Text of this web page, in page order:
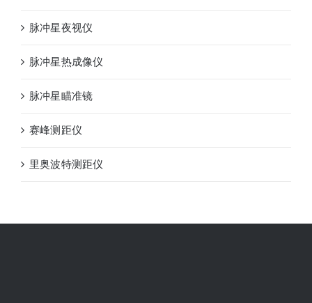
脉冲星夜视仪
脉冲星热成像仪
脉冲星瞄准镜
赛峰测距仪
里奥波特测距仪